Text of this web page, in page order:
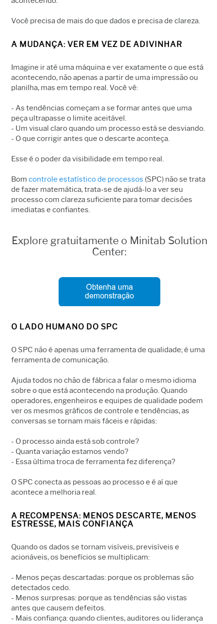
Você precisa de mais do que dados e precisa de clareza.
A MUDANÇA: VER EM VEZ DE ADIVINHAR
Imagine ir até uma máquina e ver exatamente o que está
acontecendo, não apenas a partir de uma impressão ou
planilha, mas em tempo real. Você vê:
- As tendências começam a se formar antes que uma
peça ultrapasse o limite aceitável.
- Um visual claro quando um processo está se desviando.
- O que corrigir antes que o descarte aconteça.
Esse é o poder da visibilidade em tempo real.
Bom controle estatístico de processos (SPC) não se trata
de fazer matemática, trata-se de ajudá-lo a ver seu
processo com clareza suficiente para tomar decisões
imediatas e confiantes.
Explore gratuitamente o Minitab Solution
Center:
O LADO HUMANO DO SPC
O SPC não é apenas uma ferramenta de qualidade; é uma
ferramenta de comunicação.
Ajuda todos no chão de fábrica a falar o mesmo idioma
sobre o que está acontecendo na produção. Quando
operadores, engenheiros e equipes de qualidade podem
ver os mesmos gráficos de controle e tendências, as
conversas se tornam mais fáceis e rápidas:
- O processo ainda está sob controle?
- Quanta variação estamos vendo?
- Essa última troca de ferramenta fez diferença?
O SPC conecta as pessoas ao processo e é aí que
acontece a melhoria real.
A RECOMPENSA: MENOS DESCARTE, MENOS
ESTRESSE, MAIS CONFIANÇA
Quando os dados se tornam visíveis, previsíveis e
acionáveis, os benefícios se multiplicam:
- Menos peças descartadas: porque os problemas são
detectados cedo.
- Menos surpresas: porque as tendências são vistas
antes que causem defeitos.
- Mais confiança: quando clientes, auditores ou liderança